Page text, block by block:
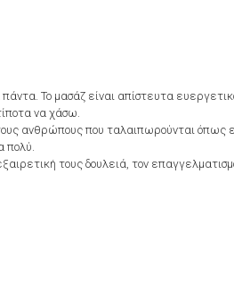
Το μασάζ είναι απίστευτα
να χάσω.
ανθρώπους που ταλαιπωρούνται όπως
πολύ.
τους δουλειά, τον